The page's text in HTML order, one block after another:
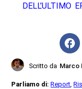
DELL’ULTIMO
Scritto da Marco
Parliamo di:Report,